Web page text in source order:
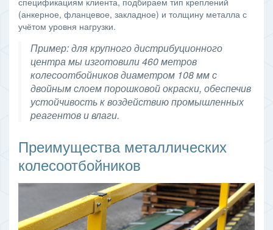
(анкерное, фланцевое, закладное) и толщину металла с
учётом уровня нагрузки.
Пример: для крупного дистрибуционного
центра мы изготовили 460 метров
колесоотбойников диаметром 108 мм с
двойным слоем порошковой окраски, обеспечив
устойчивость к воздействию промышленных
реагентов и влаги.
Преимущества металлических
колесоотбойников